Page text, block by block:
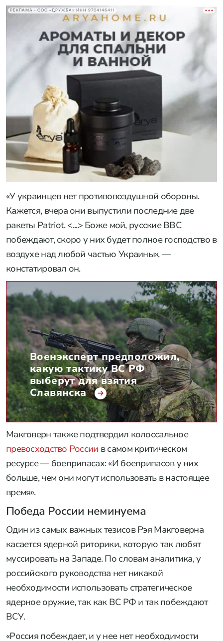
РЕКЛАМА • ООО «ДРУЖБА» ИНН 9704146411
«У украинцев нет противовоздушной обороны.
Кажется, вчера они выпустили последние две
ракеты Patriot. <...> Боже мой, русские ВВС
побеждают, скоро у них будет полное господство в
воздухе над любой частью Украины», —
констатировал он.
Военэксперт предположил,
какую тактику ВС РФ
выберут для взятия
Славянска
Макговерн также подтвердил колоссальное
превосходство России в самом критическом
ресурсе — боеприпасах: «И боеприпасов у них
больше, чем они могут использовать в настоящее
время».
Победа России неминуема
Один из самых важных тезисов Рэя Макговерна
касается ядерной риторики, которую так любят
муссировать на Западе. По словам аналитика, у
российского руководства нет никакой
необходимости использовать стратегическое
ядерное оружие, так как ВС РФ и так побеждают
ВСУ.
«Россия побеждает, и у нее нет необходимости